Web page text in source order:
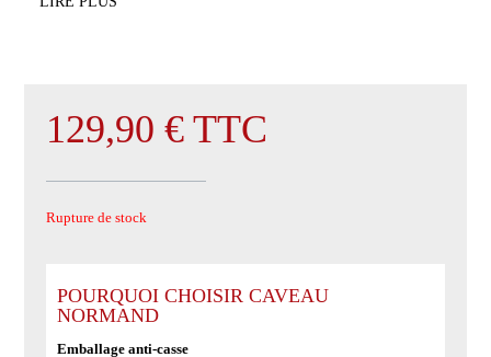
129,90€ TTC
Rupture de stock
POURQUOI CHOISIR CAVEAU
NORMAND
Emballage anti-casse